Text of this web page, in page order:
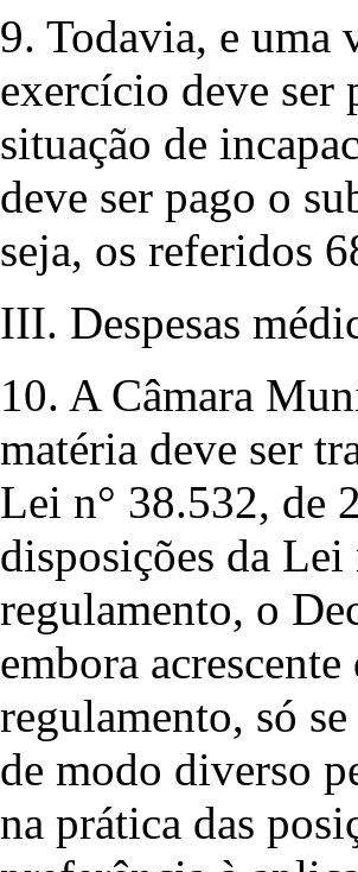
9. Todavia, e uma
exercício deve ser
situação de
deve ser pago o
seja, os referidos
III. Despesas
10. A Câmara
matéria deve ser
Lei n° 38.532, de
disposições da
regulamento, o
embora
regulamento, só
de modo diverso
na prática das